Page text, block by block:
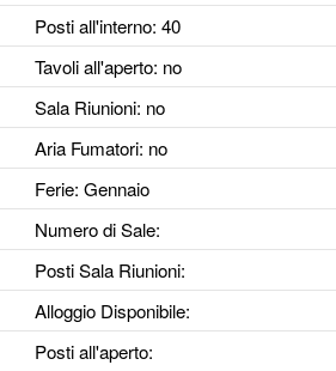
Posti all'interno: 40
Tavoli all'aperto: no
Sala Riunioni: no
Aria Fumatori: no
Ferie: Gennaio
Numero di Sale:
Posti Sala Riunioni:
Alloggio Disponibile:
Posti all'aperto: